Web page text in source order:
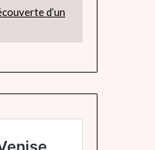
d’un